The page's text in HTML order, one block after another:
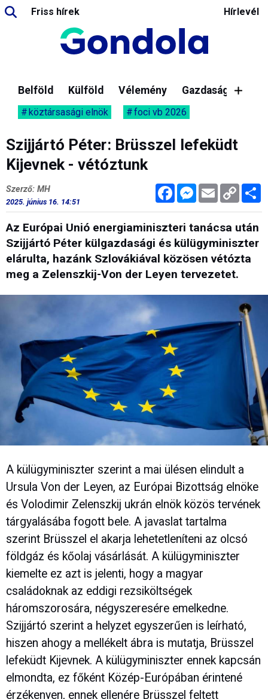
Friss hírek Hírlevél
Belföld Külföld Vélemény Gazdaság
köztársasági elnök foci vb 2026
Szijjártó Péter: Brüsszel lefeküdt
Kijevnek - vétóztunk
FacebookMessenger
Email Copy
Link
Szerző: MH
2025. június 16. 14:51
Az Európai Unió energiaminiszteri tanácsa után
Szijjártó Péter külgazdasági és külügyminiszter
elárulta, hazánk Szlovákiával közösen vétózta
meg a Zelenszkij-Von der Leyen tervezetet.
A külügyminiszter szerint a mai ülésen elindult a
Ursula Von der Leyen, az Európai Bizottság elnöke
és Volodimir Zelenszkij ukrán elnök közös tervének
tárgyalásába fogott bele. A javaslat tartalma
szerint Brüsszel el akarja lehetetleníteni az olcsó
földgáz és kőolaj vásárlását. A külügyminiszter
kiemelte ez azt is jelenti, hogy a magyar
családoknak az eddigi rezsiköltségek
háromszorosára, négyszeresére emelkedne.
Szijjártó szerint a helyzet egyszerűen is leírható,
hiszen ahogy a mellékelt ábra is mutatja, Brüsszel
lefeküdt Kijevnek. A külügyminiszter ennek kapcsán
elmondta, ez főként Közép-Európában érintené
érzékenyen, ennek ellenére Brüsszel feltett